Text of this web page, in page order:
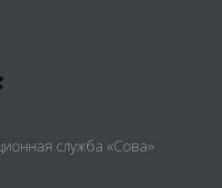
служба «Сова»